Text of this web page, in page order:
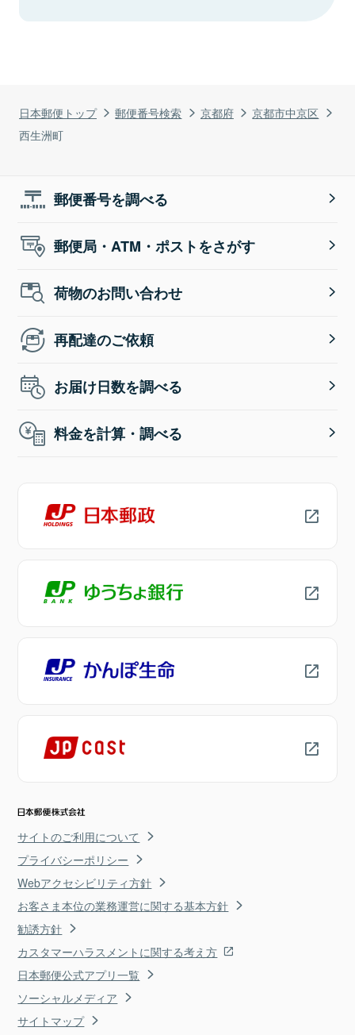
日本郵便トップ 郵便番号検索 京都府
京都市中京区
西生洲町
郵便番号を調べる
郵便局・ATM・ポストをさがす
荷物のお問い合わせ
再配達のご依頼
お届け日数を調べる
料金を計算・調べる
サイトのご利用について
プライバシーポリシー
Webアクセシビリティ方針
お客さま本位の業務運営に関する基本方針
勧誘方針
カスタマーハラスメントに関する考え方
日本郵便公式アプリ一覧
ソーシャルメディア
サイトマップ